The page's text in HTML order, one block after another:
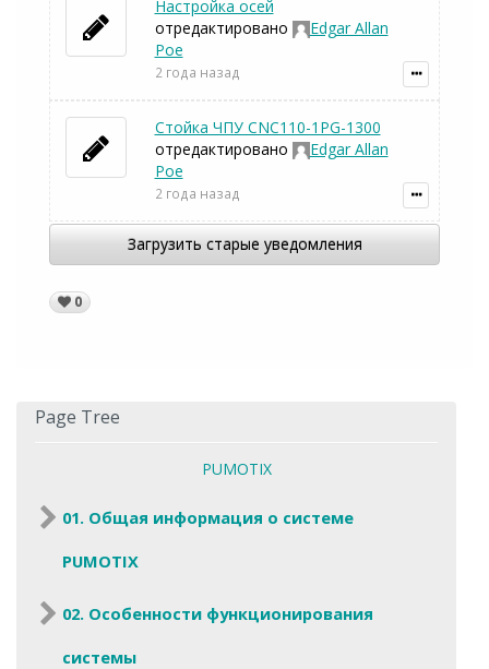
Настройка осей
отредактировано
Edgar Allan
Poe
2 года назад
Стойка ЧПУ CNC110-1PG-1300
отредактировано
Edgar Allan
Poe
2 года назад
Загрузить старые уведомления
0
Page Tree
PUMOTIX
01. Общая информация о системе
PUMOTIX
02. Особенности функционирования
системы